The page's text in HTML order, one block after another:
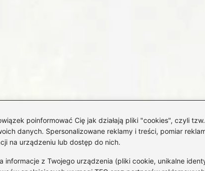
poinformować Cię jak działają pliki "cookies", czyli
danych. Spersonalizowane reklamy i treści, pomiar
na urządzeniu lub dostęp do nich.
informacje z Twojego urządzenia (pliki cookie, unikalne